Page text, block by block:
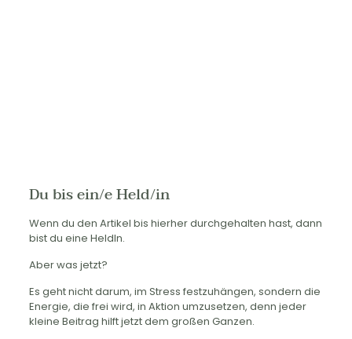
Du bis ein/e Held/in
Wenn du den Artikel bis hierher durchgehalten hast, dann
bist du eine HeldIn.
Aber was jetzt?
Es geht nicht darum, im Stress festzuhängen, sondern die
Energie, die frei wird, in Aktion umzusetzen, denn jeder
kleine Beitrag hilft jetzt dem großen Ganzen.